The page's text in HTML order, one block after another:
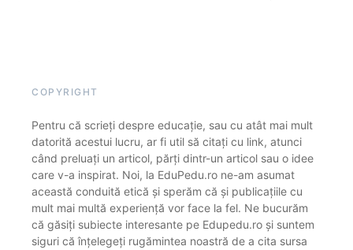
COPYRIGHT
Pentru că scrieți despre educație, sau cu atât mai mult
datorită acestui lucru, ar fi util să citați cu link, atunci
când preluați un articol, părți dintr-un articol sau o idee
care v-a inspirat. Noi, la EduPedu.ro ne-am asumat
această conduită etică și sperăm că și publicațiile cu
mult mai multă experiență vor face la fel. Ne bucurăm
că găsiți subiecte interesante pe Edupedu.ro și suntem
siguri că înțelegeți rugămintea noastră de a cita sursa